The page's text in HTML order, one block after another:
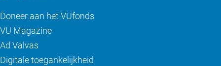
Doneer aan het VUfonds
VU Magazine
Ad Valvas
Digitale toegankelijkheid